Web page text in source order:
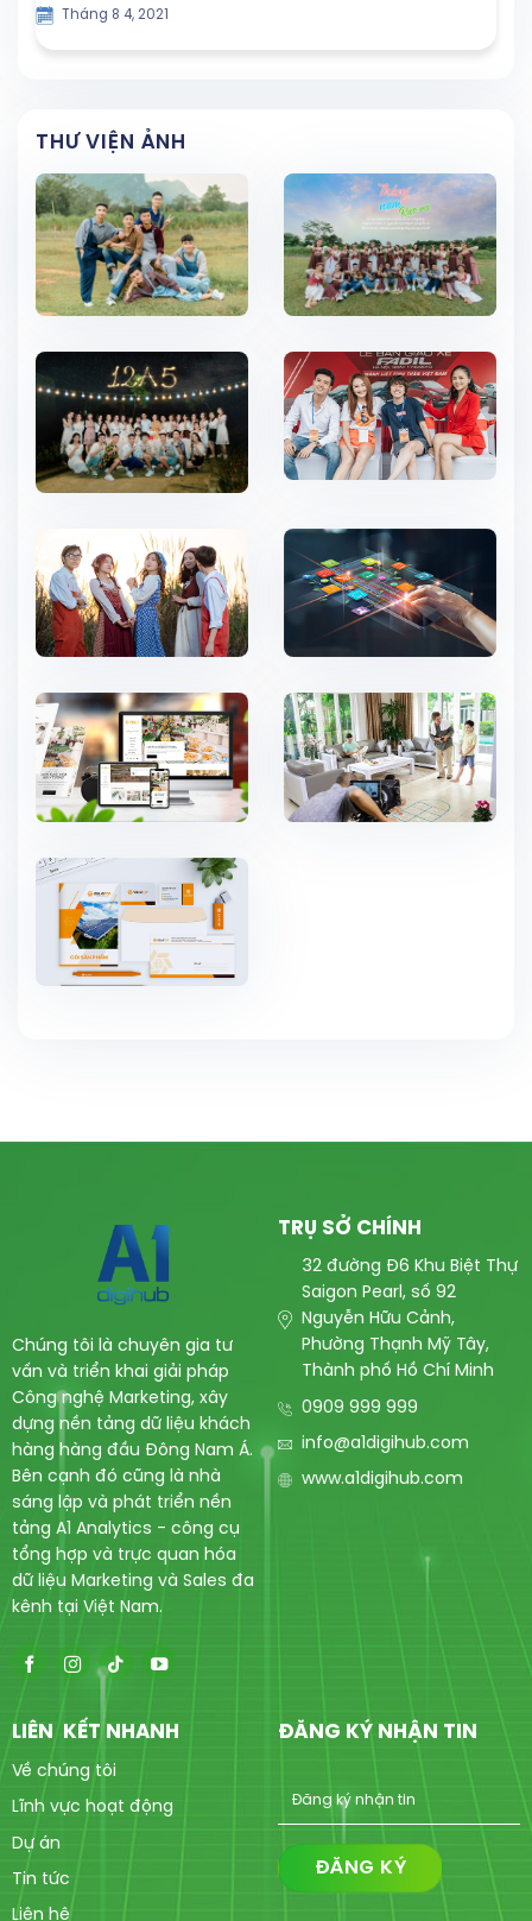
Tháng 8 4, 2021
THƯ VIỆN ẢNH
Chúng tôi là chuyên gia tư
vấn và triển khai giải pháp
Công nghệ Marketing, xây
dựng nền tảng dữ liệu khách
hàng hàng đầu Đông Nam Á.
Bên cạnh đó cũng là nhà
sáng lập và phát triển nền
tảng A1 Analytics - công cụ
tổng hợp và trực quan hóa
dữ liệu Marketing và Sales đa
kênh tại Việt Nam.
TRỤ SỞ CHÍNH
32 đường Đ6 Khu Biệt Thự
Saigon Pearl, số 92
Nguyễn Hữu Cảnh,
Phường Thạnh Mỹ Tây,
Thành phố Hồ Chí Minh
0909 999 999
info@a1digihub.com
www.a1digihub.com
LIÊN KẾT NHANH
Về chúng tôi
Lĩnh vực hoạt động
Dự án
Tin tức
Liên hệ
ĐĂNG KÝ NHẬN TIN